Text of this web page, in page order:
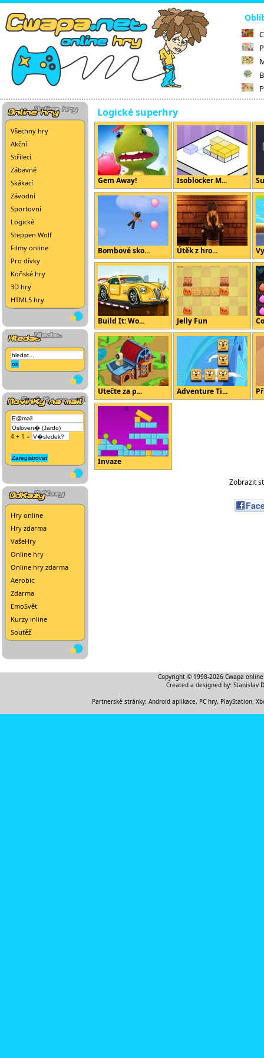
Všechny hry
Akční
Střílecí
Zábavné
Skákací
Závodní
Sportovní
Logické
Steppen Wolf
Filmy online
Pro dívky
Koňské hry
3D hry
HTML5 hry
4 + 1 =
Hry online
Hry zdarma
VašeHry
Online hry
Online hry zdarma
Aerobic
Zdarma
EmoSvět
Kurzy inline
Soutěž
Logické superhry
Gem Away! Isoblocker M...
Bombové sko... Útěk z hro...
Build It: Wo... Jelly Fun
Utečte za p... Adventure Ti...
Invaze
Zobrazit
Copyright © 1998-2026 Cwapa
Created a designed by: Stanislav
Partnerské stránky: Android aplikace, PC hry, PlayStation,